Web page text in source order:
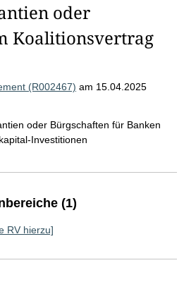
oder
Koalitionsvertrag
(R002467) am 15.04.2025
oder Bürgschaften für Banken
Investitionen
(1)
RV hierzu]